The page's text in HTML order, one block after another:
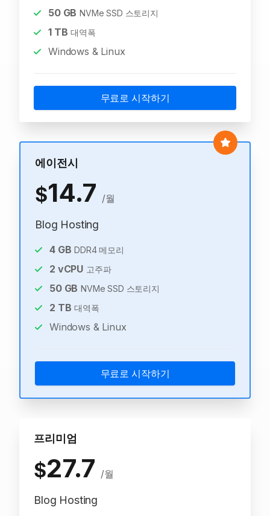
50GB NVMe SSD 스토리지
1TB 대역폭
Windows & Linux
무료로 시작하기
에이전시
$14.7 /월
Blog Hosting
4GB DDR4 메모리
2 vCPU 고주파
50GB NVMe SSD 스토리지
2 TB 대역폭
Windows & Linux
무료로 시작하기
프리미엄
$27.7 /월
Blog Hosting